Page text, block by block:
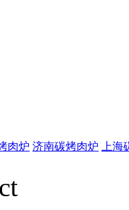
肉炉 济南碳烤肉炉
上